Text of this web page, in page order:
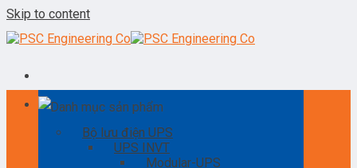
Skip to content
Danh mục sản phẩm
Bộ lưu điện UPS
UPS INVT
Modular-UPS